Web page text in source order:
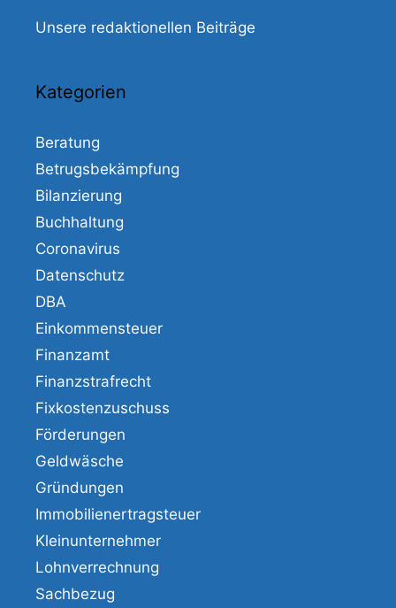
Unsere redaktionellen Beiträge
Kategorien
Beratung
Betrugsbekämpfung
Bilanzierung
Buchhaltung
Coronavirus
Datenschutz
DBA
Einkommensteuer
Finanzamt
Finanzstrafrecht
Fixkostenzuschuss
Förderungen
Geldwäsche
Gründungen
Immobilienertragsteuer
Kleinunternehmer
Lohnverrechnung
Sachbezug